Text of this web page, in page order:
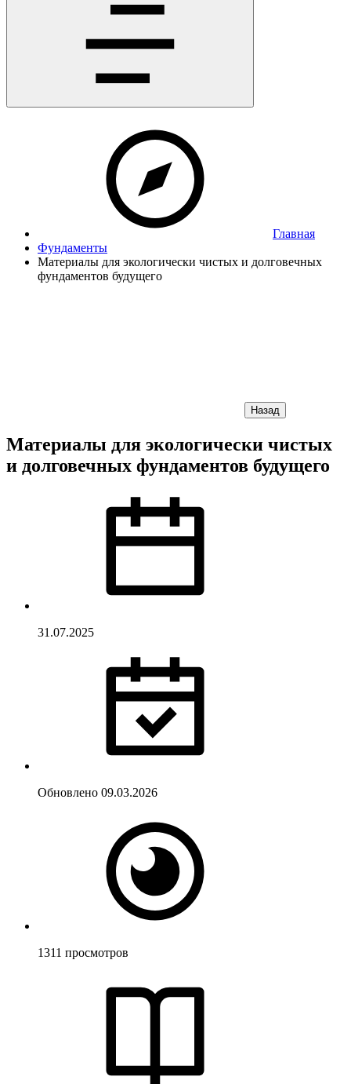
Главная
Фундаменты
Материалы для экологически чистых и долговечных
фундаментов будущего
Назад
Материалы для экологически чистых
и долговечных фундаментов будущего
31.07.2025
Обновлено 09.03.2026
1311 просмотров